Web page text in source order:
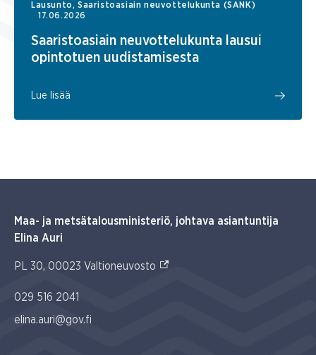
Lausunto, Saaristoasiain neuvottelukunta (SANK)
17.06.2026
Saaristoasiain neuvottelukunta lausui
opintotuen uudistamisesta
Lue lisää
Maa- ja metsätalousministeriö, johtava asiantuntija
Elina Auri
PL 30, 00023 Valtioneuvosto (Ulkoinen linkki)
029 516 2041
elina.auri@gov.fi